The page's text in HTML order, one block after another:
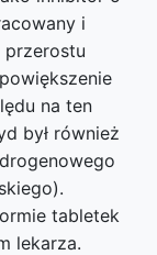
i
przerostu
na ten
był również
tabletek
lekarza.